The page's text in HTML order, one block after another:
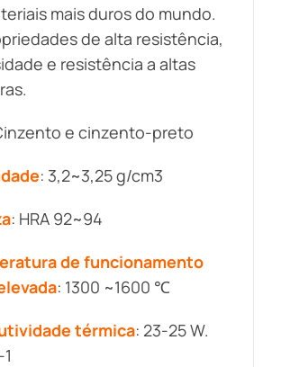
mais duros do mundo.
de alta resistência,
e resistência a altas
e cinzento-preto
: 3,2~3,25 g/cm3
: HRA 92~94
de funcionamento
: 1300 ~1600 ℃
térmica: 23-25 W.